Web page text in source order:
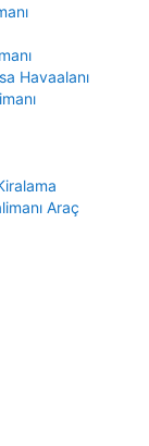
Havaalanı
Araç